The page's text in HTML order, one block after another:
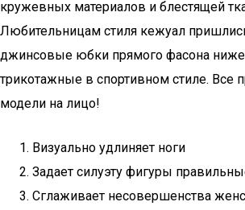
кружевных материалов и блестящей
Любительницам стиля кежуал
джинсовые юбки прямого фасона ниже
трикотажные в спортивном стиле. Все
модели на лицо!
Визуально удлиняет ноги
Задает силуэту фигуры
Сглаживает несовершенства